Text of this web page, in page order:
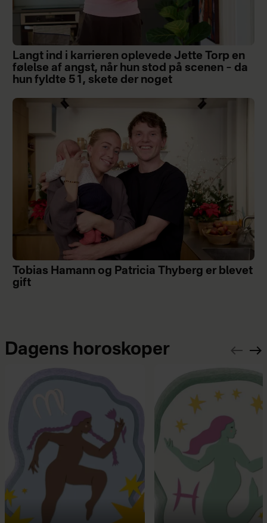
Langt ind i karrieren oplevede Jette Torp en
følelse af angst, når hun stod på scenen – da
hun fyldte 51, skete der noget
Tobias Hamann og Patricia Thyberg er blevet
gift
Dagens horoskoper